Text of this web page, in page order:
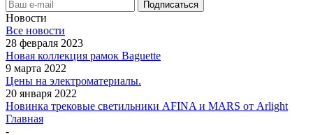
Новости
Все новости
28 февраля 2023
Новая коллекция рамок Baguette
9 марта 2022
Цены на электроматериалы.
20 января 2022
Новинка трековые светильники AFINA и MARS от Arlight
Главная
-